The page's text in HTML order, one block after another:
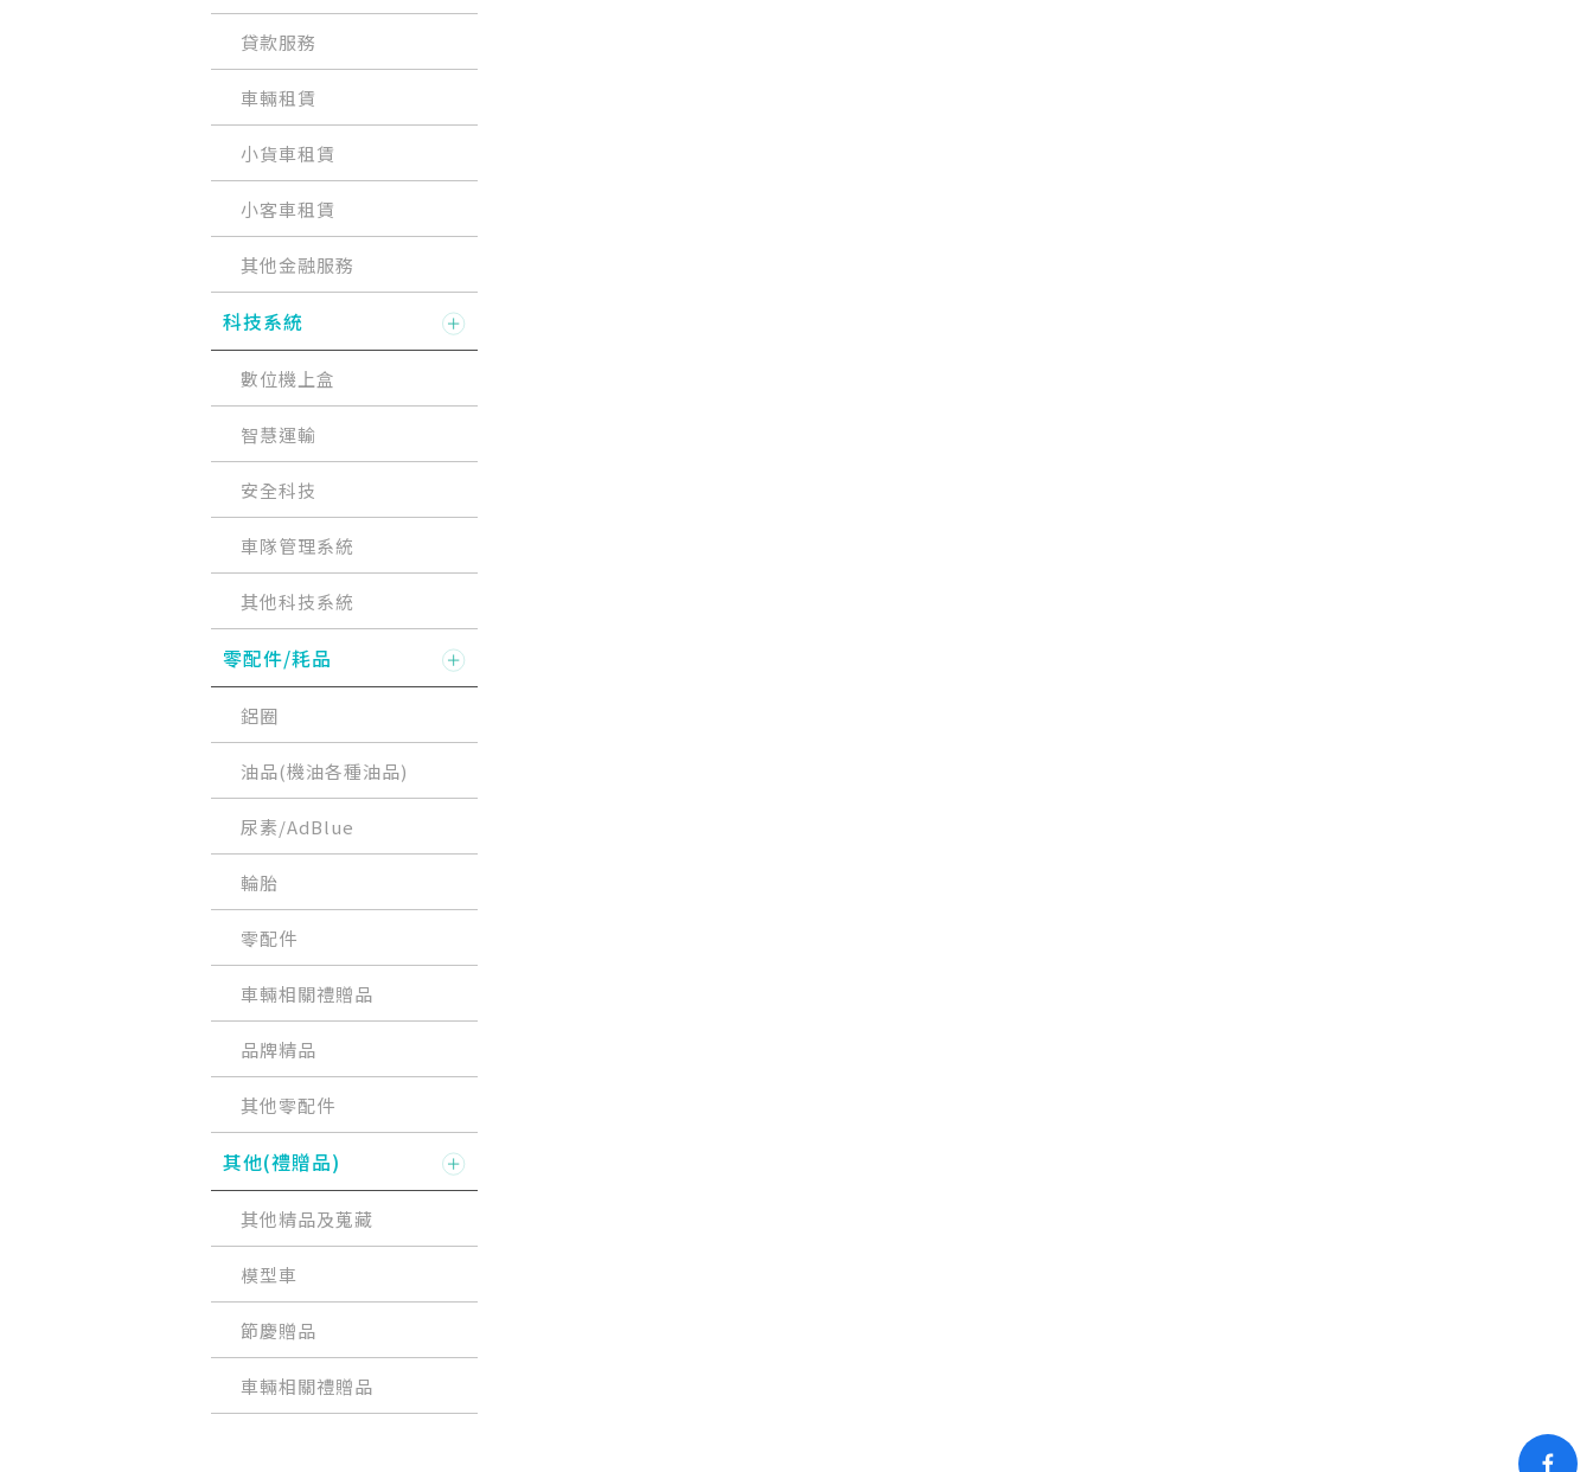
貸款服務
車輛租賃
小貨車租賃
小客車租賃
其他金融服務
科技系統
數位機上盒
智慧運輸
安全科技
車隊管理系統
其他科技系統
零配件/耗品
鋁圈
油品(機油各種油品)
尿素/AdBlue
輪胎
零配件
車輛相關禮贈品
品牌精品
其他零配件
其他(禮贈品)
其他精品及蒐藏
模型車
節慶贈品
車輛相關禮贈品